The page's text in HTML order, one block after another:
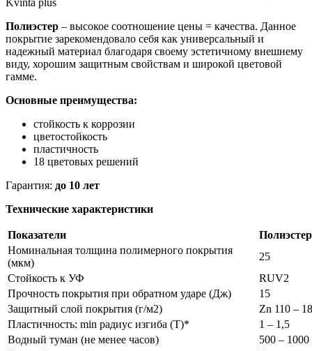
Полиэстер – высокое соотношение цены = качества. Данное
покрытие зарекомендовало себя как универсальный и
надежный материал благодаря своему эстетичному внешнему
виду, хорошим защитным свойствам и широкой цветовой
гамме.
Основные преимущества:
стойкость к коррозии
цветостойкость
пластичность
18 цветовых решений
Гарантия: до 10 лет
Технические характеристики
Показатели
Полиэстер
Номинальная толщина полимерного покрытия
(мкм)
25
Стойкость к УФ
RUV2
Прочность покрытия при обратном ударе (Дж)
15
Защитный слой покрытия (г/м2)
Zn 110 –
Пластичность: min радиус изгиба (Т)*
1 – 1,5
Водный туман (не менее часов)
500 – 1000